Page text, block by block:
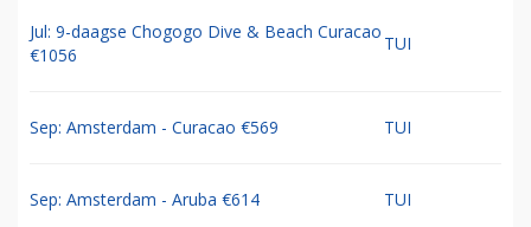
Jul: 9-daagse Chogogo Dive & Beach Curacao
€1056
TUI
Sep: Amsterdam - Curacao €569 TUI
Sep: Amsterdam - Aruba €614 TUI